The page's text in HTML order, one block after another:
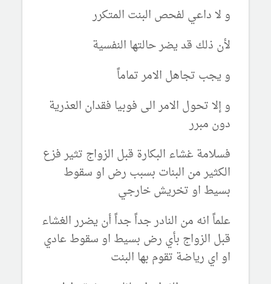
و لا داعي لفحص البنت المتكرر
لأن ذلك قد يضر حالتها النفسية
و يجب تجاهل الامر تماماً
و إلا تحول الامر الى فوبيا فقدان العذرية
دون مبرر
فسلامة غشاء البكارة قبل الزواج تثير فزع
الكثير من البنات بسبب رض او سقوط
بسيط او تخريش خارجي
علماً انه من النادر جداً جداً أن يضرر الغشاء
قبل الزواج بأي رض بسيط او سقوط عادي
او اي رياضة تقوم بها البنت